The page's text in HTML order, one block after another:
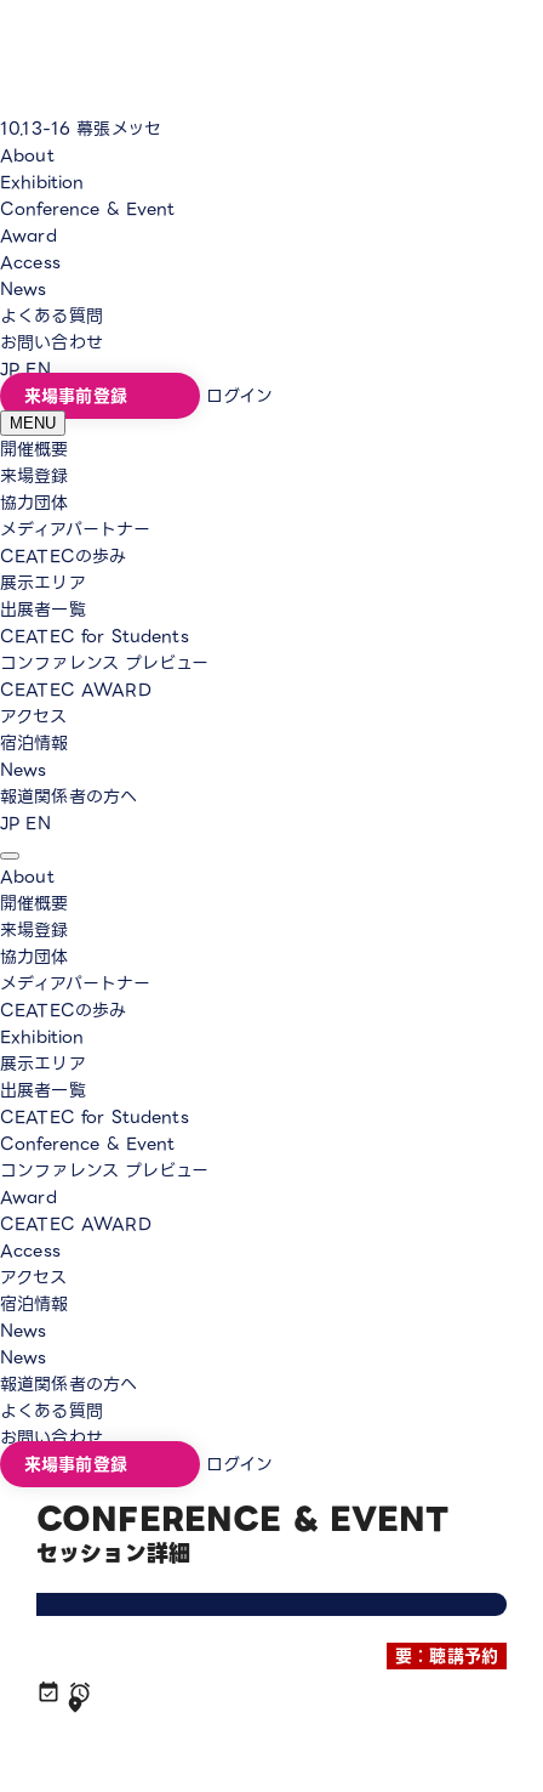
10.13-16 幕張メッセ
About
Exhibition
Conference & Event
Award
Access
News
よくある質問
お問い合わせ
JP EN
来場事前登録
ログイン
MENU
開催概要
来場登録
協力団体
メディアパートナー
CEATECの歩み
展示エリア
出展者一覧
CEATEC for Students
コンファレンス プレビュー
CEATEC AWARD
アクセス
宿泊情報
News
報道関係者の方へ
JP EN
About
開催概要
来場登録
協力団体
メディアパートナー
CEATECの歩み
Exhibition
展示エリア
出展者一覧
CEATEC for Students
Conference & Event
コンファレンス プレビュー
Award
CEATEC AWARD
Access
アクセス
宿泊情報
News
News
報道関係者の方へ
よくある質問
お問い合わせ
来場事前登録
ログイン
CONFERENCE & EVENT
セッション詳細
要：聴講予約